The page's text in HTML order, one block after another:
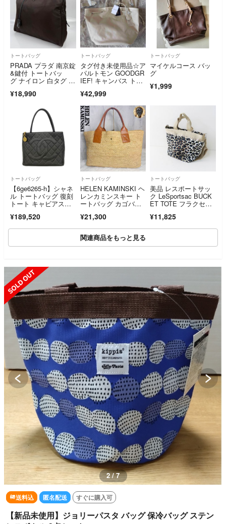
トートバッグ
PRADA プラダ 南京錠
&鍵付 トートバッ
グ ナイロン 白タグ ダ
¥18,990
トートバッグ
タグ付き未使用品☆ア
パルトモン GOODGR
IEF! キャンバス トー
¥42,999
トートバッグ
マイケルコース バッ
グ
¥1,999
トートバッグ
【6ge6265-h】シャネ
ル トートバッグ 復刻
トート キャビアスキ
金具【中古】レディー
ス
¥189,520
トートバッグ
HELEN KAMINSKI ヘ
レンカミンスキー ト
ートバッグ カゴバッ
¥21,300
トートバッグ
美品 レスポートサッ
ク LeSportsac BUCK
ET TOTE フラクセン
トバッグ ベージュ／
服飾 ショルダー【240
¥11,825
関連商品をもっと見る
2 / 7
送料込 匿名配送 すぐに購入可
【新品未使用】ジョリーパスタ バッグ 保冷バッグ ステン